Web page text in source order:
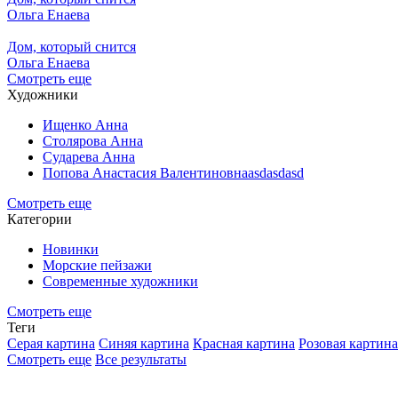
Ольга Енаева
Дом, который снится
Ольга Енаева
Смотреть еще
Художники
Ищенко Анна
Столярова Анна
Сударева Анна
Попова Анастасия Валентиновнаasdasdasd
Смотреть еще
Категории
Новинки
Морские пейзажи
Современные художники
Смотреть еще
Теги
Серая картина Синяя картина Красная картина Розовая картина
Смотреть еще Все результаты